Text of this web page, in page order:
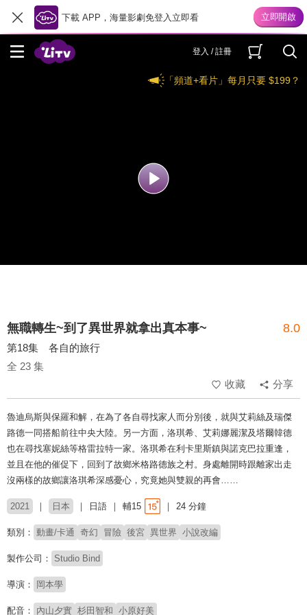
下載 APP，海量影劇免登入立即看
登入 / 註冊
「頻道+看片」每月只要 $199？
無職轉生~到了異世界就拿出真本事~ 8.0
第18集 各自的旅行
全 23 集
收藏
分享
魯迪烏斯與保羅和解，在為了各自尋找家人而分別後，就與艾莉絲及瑞傑
路德一同搭船前往中央大陸。另一方面，洛琪希、艾莉娜麗潔及塔爾韓德
也在尋找塞妮絲等格雷拉特一家。洛琪希在利卡里斯鎮與諾克巴拉重逢，
並且在他的催促下，回到了故鄉米格路德族之村。身處離開時跟離家出走
沒兩樣的故鄉讓洛琪希深感憂心，究竟她與雙親的再會……
2021 日本 日語 輔15 24 分鐘
類別： 動畫/卡通 奇幻 冒險 後宮 異世界 小說改編
製作公司： Studio Bind
導演： 岡本學
配音： 內山夕實 杉田智和 小原好美